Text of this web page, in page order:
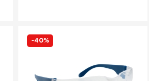
-40%